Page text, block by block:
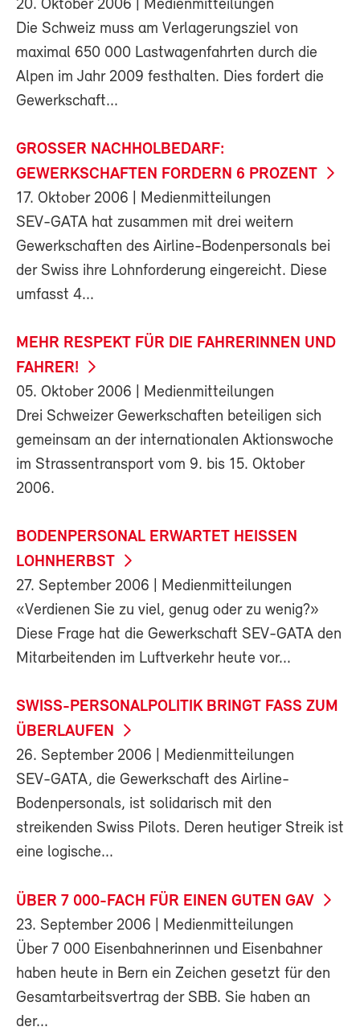
20. Oktober 2006 | Medienmitteilungen
Die Schweiz muss am Verlagerungsziel von
maximal 650 000 Lastwagenfahrten durch die
Alpen im Jahr 2009 festhalten. Dies fordert die
Gewerkschaft...
GROSSER NACHHOLBEDARF:
GEWERKSCHAFTEN FORDERN 6 PROZENT
17. Oktober 2006 | Medienmitteilungen
SEV-GATA hat zusammen mit drei weitern
Gewerkschaften des Airline-Bodenpersonals bei
der Swiss ihre Lohnforderung eingereicht. Diese
umfasst 4...
MEHR RESPEKT FÜR DIE FAHRERINNEN UND
FAHRER!
05. Oktober 2006 | Medienmitteilungen
Drei Schweizer Gewerkschaften beteiligen sich
gemeinsam an der internationalen Aktionswoche
im Strassentransport vom 9. bis 15. Oktober
2006.
BODENPERSONAL ERWARTET HEISSEN
LOHNHERBST
27. September 2006 | Medienmitteilungen
«Verdienen Sie zu viel, genug oder zu wenig?»
Diese Frage hat die Gewerkschaft SEV-GATA den
Mitarbeitenden im Luftverkehr heute vor...
SWISS-PERSONALPOLITIK BRINGT FASS ZUM
ÜBERLAUFEN
26. September 2006 | Medienmitteilungen
SEV-GATA, die Gewerkschaft des Airline-
Bodenpersonals, ist solidarisch mit den
streikenden Swiss Pilots. Deren heutiger Streik ist
eine logische...
ÜBER 7 000-FACH FÜR EINEN GUTEN GAV
23. September 2006 | Medienmitteilungen
Über 7 000 Eisenbahnerinnen und Eisenbahner
haben heute in Bern ein Zeichen gesetzt für den
Gesamtarbeitsvertrag der SBB. Sie haben an
der...